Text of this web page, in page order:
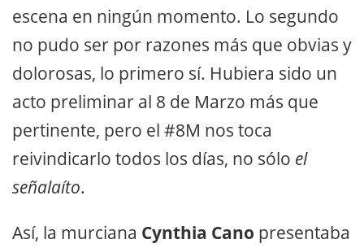
escena en ningún momento. Lo segundo
no pudo ser por razones más que obvias y
dolorosas, lo primero sí. Hubiera sido un
acto preliminar al 8 de Marzo más que
pertinente, pero el #8M nos toca
reivindicarlo todos los días, no sólo el
señalaíto.
Así, la murciana Cynthia Cano presentaba